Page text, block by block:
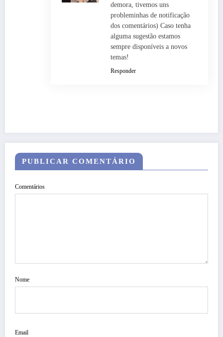
demora, tivemos uns
probleminhas de notificação
dos comentários) Caso tenha
alguma sugestão estamos
sempre disponíveis a novos
temas!
Responder
PUBLICAR COMENTÁRIO
Comentários
Nome
Email